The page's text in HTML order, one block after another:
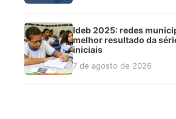
Ideb 2025: redes
melhor resultado da
iniciais
7 de agosto de 2026